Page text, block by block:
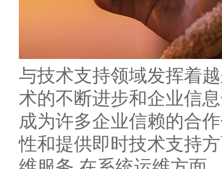
与技术支持领域发挥着
术的不断进步和企业信
成为许多企业信赖的合
性和提供即时技术支持